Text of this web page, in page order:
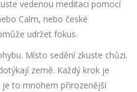
vedenou meditaci pomocí
Calm, nebo české
udržet fokus.
Místo sedění zkuste chůzi.
země. Každý krok je
je to mnohem přirozenější